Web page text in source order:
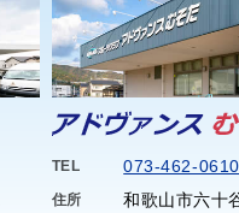
TEL 073-462-0610
住所 和歌山市六十